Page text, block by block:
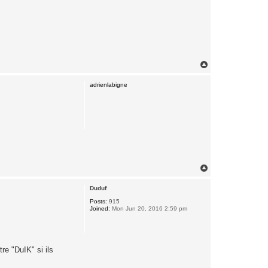
adrienlabigne
Duduf
Posts: 915
Joined: Mon Jun 20, 2016 2:59 pm
"DuIK" si ils